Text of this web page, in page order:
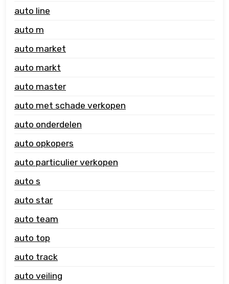
auto line
auto m
auto market
auto markt
auto master
auto met schade verkopen
auto onderdelen
auto opkopers
auto particulier verkopen
auto s
auto star
auto team
auto top
auto track
auto veiling